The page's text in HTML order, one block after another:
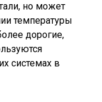
но может
температуры
дорогие,
системах в